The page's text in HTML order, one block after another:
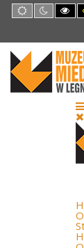
Default
mode
Night
mode